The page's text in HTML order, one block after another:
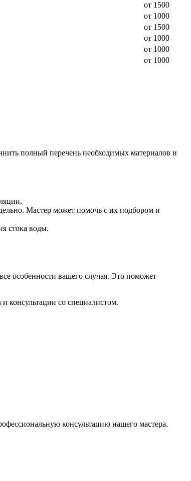
от 1500
от 1000
от 1500
от 1000
от 1000
от 1000
полный перечень необходимых материалов и
Мастер может помочь с их подбором и
стока воды.
особенности вашего случая. Это поможет
консультации со специалистом.
консультацию нашего мастера.